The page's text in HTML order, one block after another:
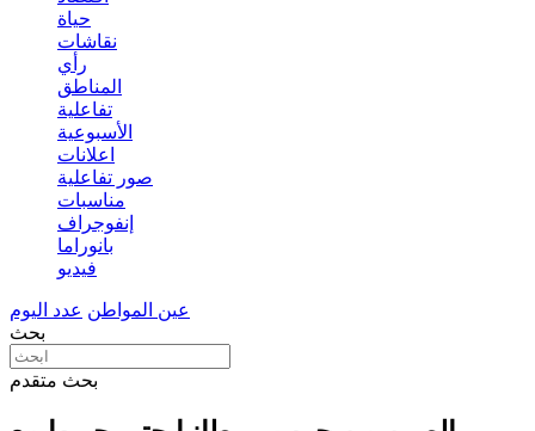
حياة
نقاشات
رأي
المناطق
تفاعلية
الأسبوعية
اعلانات
صور تفاعلية
مناسبات
إنفوجراف
بانوراما
فيديو
عين المواطن عدد اليوم
بحث
بحث متقدم